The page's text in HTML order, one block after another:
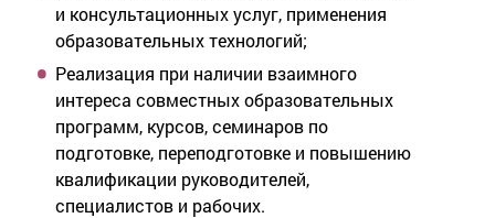
и консультационных услуг, применения
образовательных технологий;
Реализация при наличии взаимного
интереса совместных образовательных
программ, курсов, семинаров по
подготовке, переподготовке и повышению
квалификации руководителей,
специалистов и рабочих.